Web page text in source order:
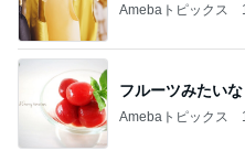
Amebaトピックス
フルーツみたい
Amebaトピックス